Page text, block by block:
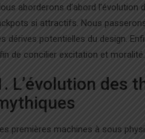
aborderons d’abord
si attractifs. Nous
dérives potentielles du design.
de concilier excitation et moralité.
L’évolution des
premières machines à sous